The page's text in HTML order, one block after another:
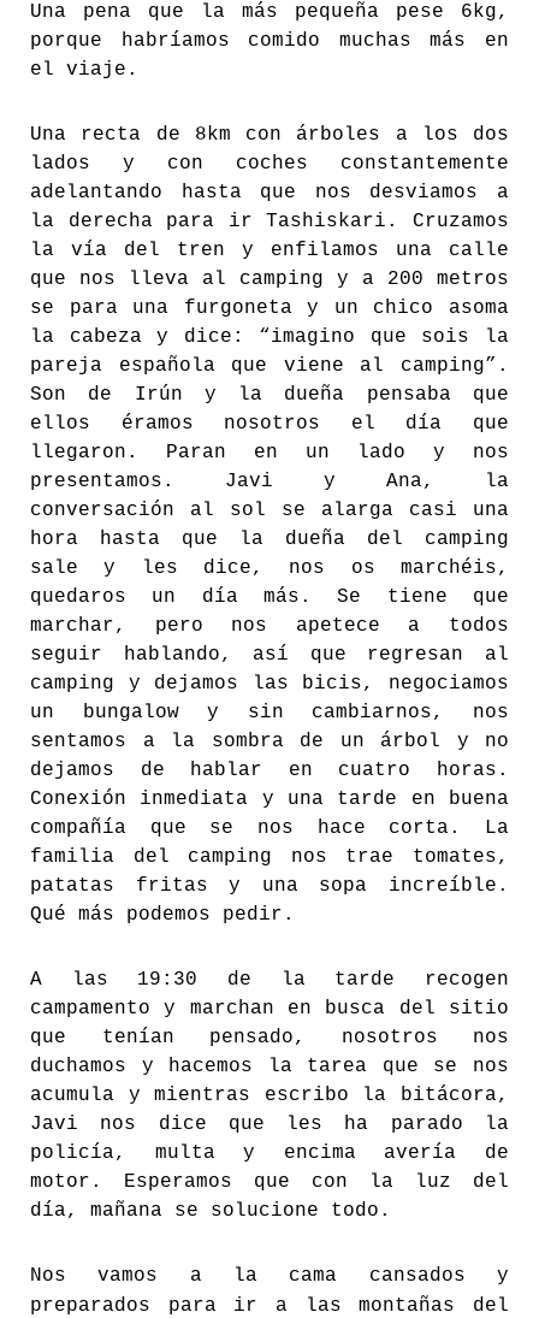
Una pena que la más pequeña pese 6kg,
porque habríamos comido muchas más en
el viaje.
Una recta de 8km con árboles a los dos
lados y con coches constantemente
adelantando hasta que nos desviamos a
la derecha para ir Tashiskari. Cruzamos
la vía del tren y enfilamos una calle
que nos lleva al camping y a 200 metros
se para una furgoneta y un chico asoma
la cabeza y dice: “imagino que sois la
pareja española que viene al camping”.
Son de Irún y la dueña pensaba que
ellos éramos nosotros el día que
llegaron. Paran en un lado y nos
presentamos. Javi y Ana, la
conversación al sol se alarga casi una
hora hasta que la dueña del camping
sale y les dice, nos os marchéis,
quedaros un día más. Se tiene que
marchar, pero nos apetece a todos
seguir hablando, así que regresan al
camping y dejamos las bicis, negociamos
un bungalow y sin cambiarnos, nos
sentamos a la sombra de un árbol y no
dejamos de hablar en cuatro horas.
Conexión inmediata y una tarde en buena
compañía que se nos hace corta. La
familia del camping nos trae tomates,
patatas fritas y una sopa increíble.
Qué más podemos pedir.
A las 19:30 de la tarde recogen
campamento y marchan en busca del sitio
que tenían pensado, nosotros nos
duchamos y hacemos la tarea que se nos
acumula y mientras escribo la bitácora,
Javi nos dice que les ha parado la
policía, multa y encima avería de
motor. Esperamos que con la luz del
día, mañana se solucione todo.
Nos vamos a la cama cansados y
preparados para ir a las montañas del